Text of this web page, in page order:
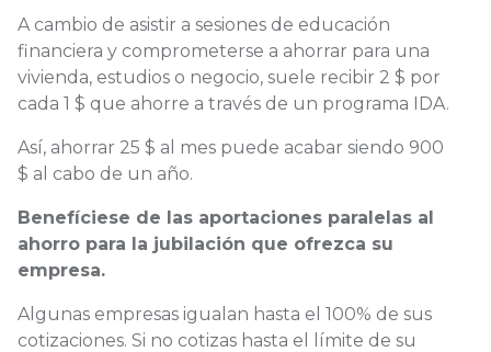
A cambio de asistir a sesiones de educación
financiera y comprometerse a ahorrar para una
vivienda, estudios o negocio, suele recibir 2 $ por
cada 1 $ que ahorre a través de un programa IDA.
Así, ahorrar 25 $ al mes puede acabar siendo 900
$ al cabo de un año.
Benefíciese de las aportaciones paralelas al
ahorro para la jubilación que ofrezca su
empresa.
Algunas empresas igualan hasta el 100% de sus
cotizaciones. Si no cotizas hasta el límite de su